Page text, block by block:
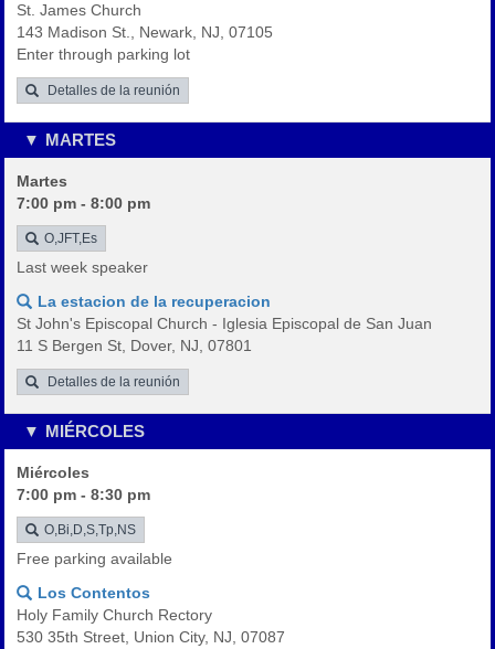
St. James Church
143 Madison St., Newark, NJ, 07105
Enter through parking lot
Detalles de la reunión
MARTES
Martes
7:00 pm - 8:00 pm
O,JFT,Es
Last week speaker
La estacion de la recuperacion
St John's Episcopal Church - Iglesia Episcopal de San Juan
11 S Bergen St, Dover, NJ, 07801
Detalles de la reunión
MIÉRCOLES
Miércoles
7:00 pm - 8:30 pm
O,Bi,D,S,Tp,NS
Free parking available
Los Contentos
Holy Family Church Rectory
530 35th Street, Union City, NJ, 07087